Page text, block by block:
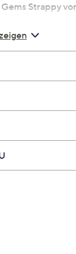
Strappy